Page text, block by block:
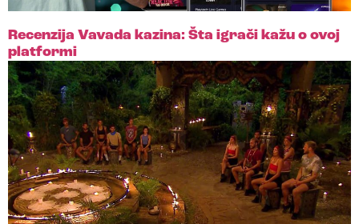
Recenzija Vavada kazina: Šta igrači kažu o ovoj
platformi